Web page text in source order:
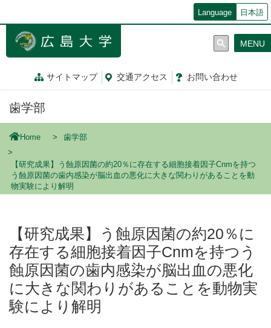
ン
Language 日本語
サイトマップ 交通アクセス お問い合わせ
MENU
歯学部
Home 歯学部
【研究成果】う蝕原因菌の約20％に存在する細胞接着因子Cnmを持つ
う蝕原因菌の歯内感染が脳出血の悪化に大きな関わりがあることを動
物実験により解明
【研究成果】う蝕原因菌の約20％に
存在する細胞接着因子Cnmを持つう
蝕原因菌の歯内感染が脳出血の悪化
に大きな関わりがあることを動物実
験により解明